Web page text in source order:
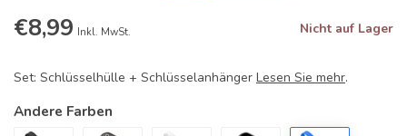
€8,99 Inkl. MwSt. Nicht auf Lager
Set: Schlüsselhülle + Schlüsselanhänger Lesen Sie mehr.
Andere Farben